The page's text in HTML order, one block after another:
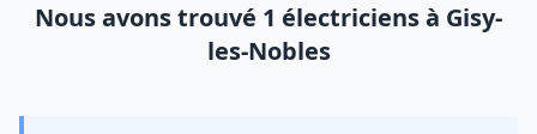
Nous avons trouvé 1 électriciens à Gisy-
les-Nobles